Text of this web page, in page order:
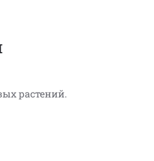
растений.